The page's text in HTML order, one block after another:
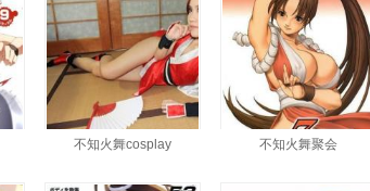
不知火舞cosplay 不知火舞聚会